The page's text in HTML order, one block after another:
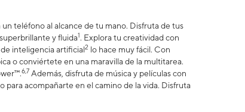
teléfono al alcance de tu mano. Disfruta de tus
y fluida1. Explora tu creatividad con
inteligencia artificial2 lo hace muy fácil. Con
o conviértete en una maravilla de la multitarea.
6,7 Además, disfruta de música y películas con
acompañarte en el camino de la vida. Disfruta